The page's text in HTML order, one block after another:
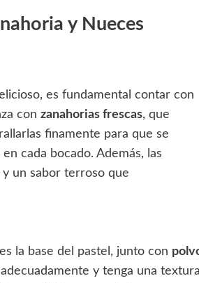
y Nueces
es fundamental contar con
con zanahorias frescas, que
finamente para que se
cada bocado. Además, las
un sabor terroso que
la base del pastel, junto con
y tenga una